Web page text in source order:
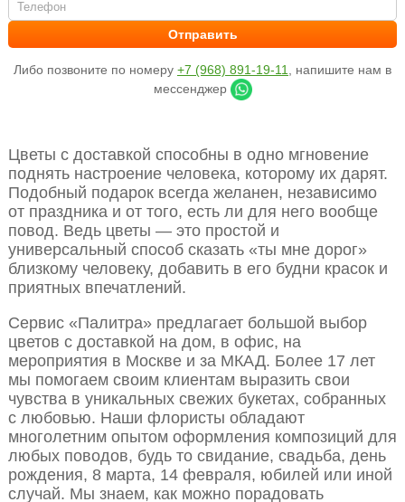
Либо позвоните по номеру +7 (968) 891-19-11
, напишите нам в
мессенджер
Цветы с доставкой способны в одно мгновение
поднять настроение человека, которому их дарят.
Подобный подарок всегда желанен, независимо
от праздника и от того, есть ли для него вообще
повод. Ведь цветы — это простой и
универсальный способ сказать «ты мне дорог»
близкому человеку, добавить в его будни красок и
приятных впечатлений.
Сервис «Палитра» предлагает большой выбор
цветов с доставкой на дом, в офис, на
мероприятия в Москве и за МКАД. Более 17 лет
мы помогаем своим клиентам выразить свои
чувства в уникальных свежих букетах, собранных
с любовью. Наши флористы обладают
многолетним опытом оформления композиций для
любых поводов, будь то свидание, свадьба, день
рождения, 8 марта, 14 февраля, юбилей или иной
случай. Мы знаем, как можно порадовать